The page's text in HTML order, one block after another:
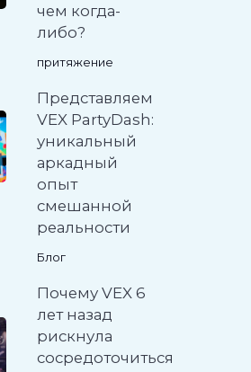
чем когда-
либо?
притяжение
Представляем
VEX PartyDash:
уникальный
аркадный
опыт
смешанной
реальности
Блог
Почему VEX 6
лет назад
рискнула
сосредоточиться